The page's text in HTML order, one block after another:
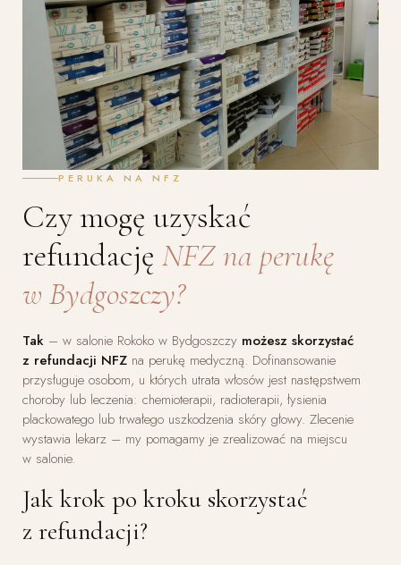
PERUKA NA NFZ
Czy mogę uzyskać
refundację NFZ na perukę
w Bydgoszczy?
Tak – w salonie Rokoko w Bydgoszczy możesz skorzystać
z refundacji NFZ na perukę medyczną. Dofinansowanie
przysługuje osobom, u których utrata włosów jest następstwem
choroby lub leczenia: chemioterapii, radioterapii, łysienia
plackowatego lub trwałego uszkodzenia skóry głowy. Zlecenie
wystawia lekarz – my pomagamy je zrealizować na miejscu
w salonie.
Jak krok po kroku skorzystać
z refundacji?